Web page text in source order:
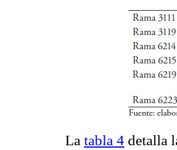
Latabla 4 detalla